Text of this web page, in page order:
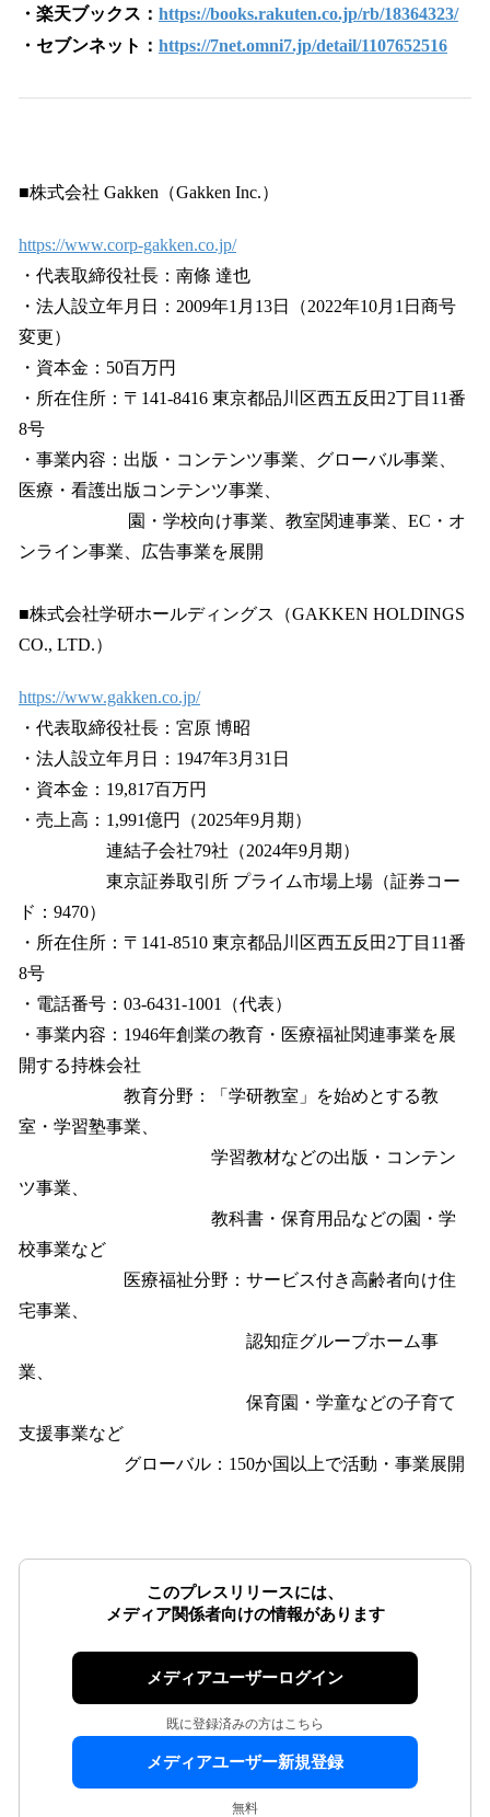
・楽天ブックス： https://books.rakuten.co.jp/rb/18364323/
・セブンネット： https://7net.omni7.jp/detail/1107652516
■株式会社 Gakken（Gakken Inc.）
https://www.corp-gakken.co.jp/
・代表取締役社長：南條 達也
・法人設立年月日：2009年1月13日（2022年10月1日商号
変更）
・資本金：50百万円
・所在住所：〒141-8416 東京都品川区西五反田2丁目11番
8号
・事業内容：出版・コンテンツ事業、グローバル事業、
医療・看護出版コンテンツ事業、
園・学校向け事業、教室関連事業、EC・オ
ンライン事業、広告事業を展開
■株式会社学研ホールディングス（GAKKEN HOLDINGS
CO., LTD.）
https://www.gakken.co.jp/
・代表取締役社長：宮原 博昭
・法人設立年月日：1947年3月31日
・資本金：19,817百万円
・売上高：1,991億円（2025年9月期）
連結子会社79社（2024年9月期）
東京証券取引所 プライム市場上場（証券コー
ド：9470）
・所在住所：〒141-8510 東京都品川区西五反田2丁目11番
8号
・電話番号：03-6431-1001（代表）
・事業内容：1946年創業の教育・医療福祉関連事業を展
開する持株会社
教育分野：「学研教室」を始めとする教
室・学習塾事業、
学習教材などの出版・コンテン
ツ事業、
教科書・保育用品などの園・学
校事業など
医療福祉分野：サービス付き高齢者向け住
宅事業、
認知症グループホーム事
業、
保育園・学童などの子育て
支援事業など
グローバル：150か国以上で活動・事業展開
このプレスリリースには、
メディア関係者向けの情報があります
メディアユーザーログイン
既に登録済みの方はこちら
メディアユーザー新規登録
無料